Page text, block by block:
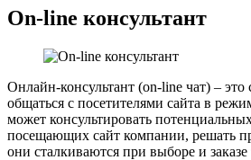
On-line консультант
Онлайн-консультант (on-line чат) –
общаться с посетителями сайта в
может консультировать
посещающих сайт компании, решать
они сталкиваются при выборе и заказе